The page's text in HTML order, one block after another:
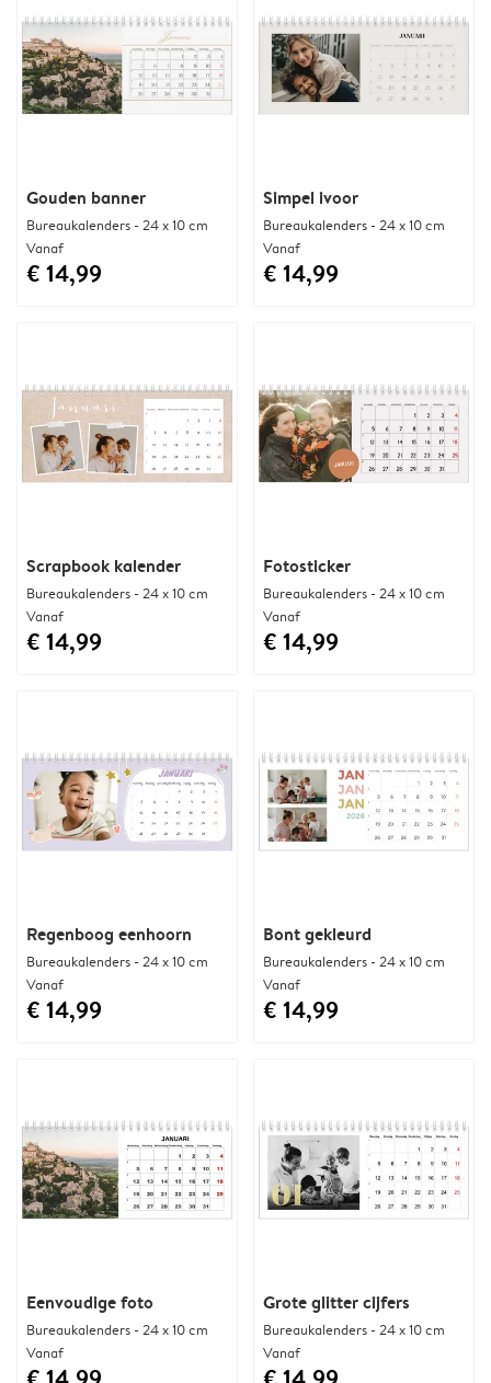
Gouden banner
Bureaukalenders - 24 x 10 cm
Vanaf
€ 14,99
Simpel ivoor
Bureaukalenders - 24 x 10 cm
Vanaf
€ 14,99
Scrapbook kalender
Bureaukalenders - 24 x 10 cm
Vanaf
€ 14,99
Fotosticker
Bureaukalenders - 24 x 10 cm
Vanaf
€ 14,99
Regenboog eenhoorn
Bureaukalenders - 24 x 10 cm
Vanaf
€ 14,99
Bont gekleurd
Bureaukalenders - 24 x 10 cm
Vanaf
€ 14,99
Eenvoudige foto
Bureaukalenders - 24 x 10 cm
Vanaf
Grote glitter cijfers
Bureaukalenders - 24 x 10 cm
Vanaf